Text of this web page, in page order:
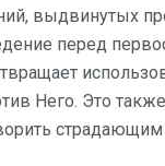
выдвинутых
перед
Него. Это